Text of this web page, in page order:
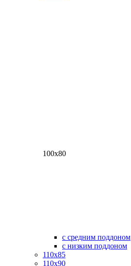
100х80
с средним поддоном
с низким поддоном
110х85
110х90